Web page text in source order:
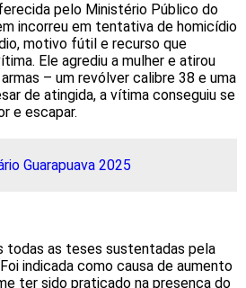
pelo Ministério Público do
incorreu em tentativa de homicídio
motivo fútil e recurso que
Ele agrediu a mulher e atirou
– um revólver calibre 38 e uma
de atingida, a vítima conseguiu se
e escapar.
todas as teses sustentadas pela
indicada como causa de aumento
ter sido praticado na presença do